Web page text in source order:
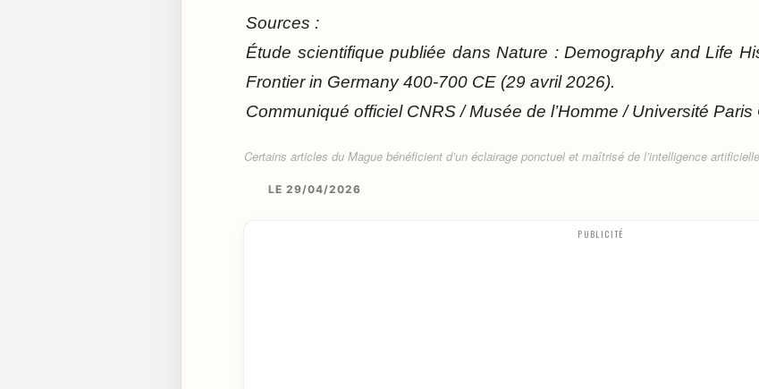
Sources :
Étude scientifique publiée dans Nature : Demography and Life
Frontier in Germany 400-700 CE (29 avril 2026).
Communiqué officiel CNRS / Musée de l’Homme / Université Paris
Certains articles du Mague bénéficient d’un éclairage ponctuel et maîtrisé de l’intelligence
LE 29/04/2026
PUBLICITÉ